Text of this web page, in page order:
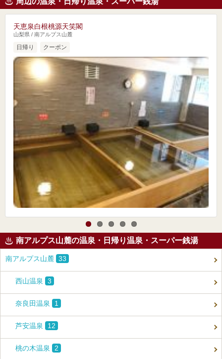
天恵泉白根桃源天笑閣
山梨県 / 南アルプス山麓
日帰り クーポン
南アルプス山麓の温泉・日帰り温泉・スーパー銭湯
南アルプス山麓 33
西山温泉 3
奈良田温泉 1
芦安温泉 12
桃の木温泉 2